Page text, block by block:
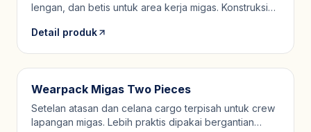
lengan, dan betis untuk area kerja migas. Konstruksi
Detail produk
Wearpack Migas Two Pieces
Setelan atasan dan celana cargo terpisah untuk crew
lapangan migas. Lebih praktis dipakai bergantian